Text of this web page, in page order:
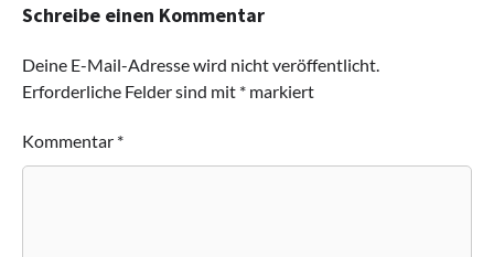
Schreibe einen Kommentar
Deine E-Mail-Adresse wird nicht veröffentlicht.
Erforderliche Felder sind mit * markiert
Kommentar *